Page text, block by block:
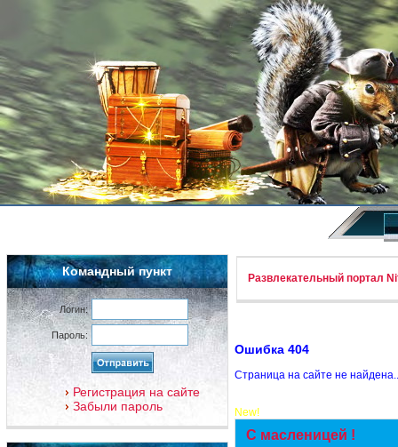
Командный пункт
Логин:
Пароль:
Регистрация на сайте
Забыли пароль
Развлекательный портал
Ошибка 404
Страница на сайте не
New!
С масленицей !